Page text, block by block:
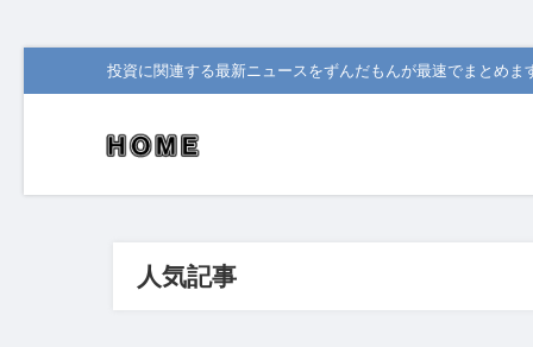
投資に関連する最新ニュースをずんだもんが最速でまとめま
人気記事